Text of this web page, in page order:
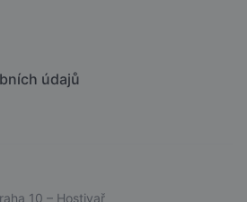
údajů
10 – Hostivař